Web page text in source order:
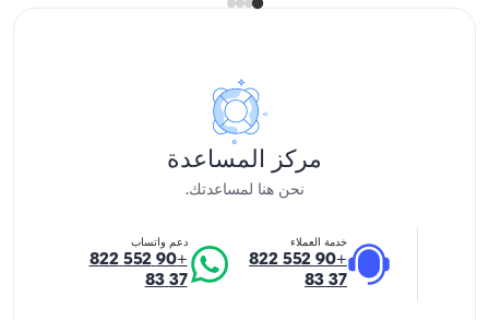
مركز المساعدة
نحن هنا لمساعدتك.
خدمة العملاء
+90 552 822
37 83
دعم واتساب
+90 552 822
37 83